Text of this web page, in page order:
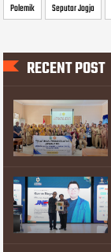
Polemik
Seputar Jogja
RECENT POST